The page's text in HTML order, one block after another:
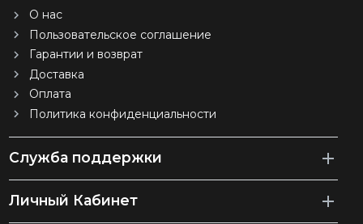
О нас
Пользовательское соглашение
Гарантии и возврат
Доставка
Оплата
Политика конфиденциальности
Служба поддержки
Личный Кабинет